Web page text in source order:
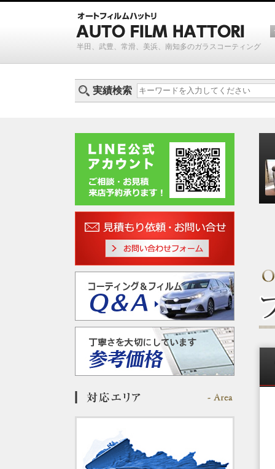
半田、武豊、常滑、美浜、南知多のガラスコーティング
実績検索